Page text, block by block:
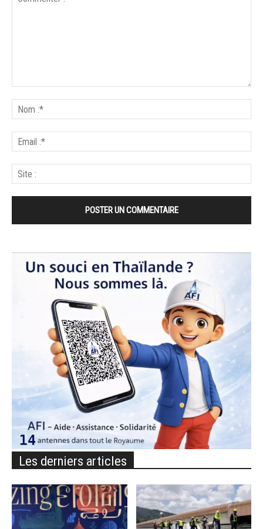
Les derniers articles